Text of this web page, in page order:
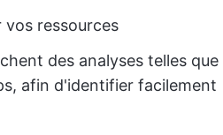
ressources
des analyses telles que
afin d'identifier facilement